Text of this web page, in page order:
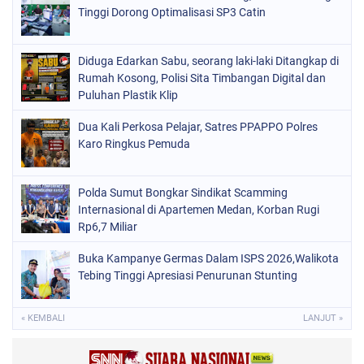
Tinggi Dorong Optimalisasi SP3 Catin
Diduga Edarkan Sabu, seorang laki-laki Ditangkap di
Rumah Kosong, Polisi Sita Timbangan Digital dan
Puluhan Plastik Klip
Dua Kali Perkosa Pelajar, Satres PPAPPO Polres
Karo Ringkus Pemuda
Polda Sumut Bongkar Sindikat Scamming
Internasional di Apartemen Medan, Korban Rugi
Rp6,7 Miliar
Buka Kampanye Germas Dalam ISPS 2026,Walikota
Tebing Tinggi Apresiasi Penurunan Stunting
« KEMBALI LANJUT »